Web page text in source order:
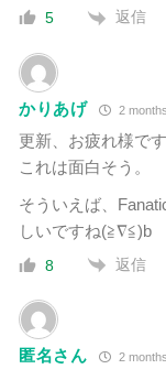
5 返信
かりあげ 2
更新、お疲れ様です
これは面白そう。
そういえば、
しいですね(≧∇≦)b
8 返信
匿名さん 2